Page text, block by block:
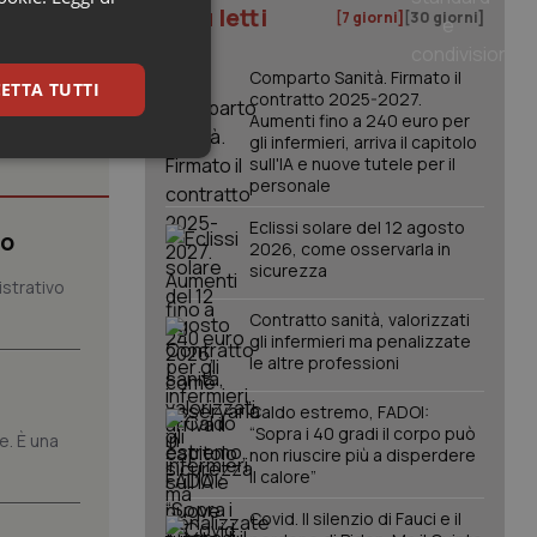
È una
I più letti [7 giorni] [30 giorni]
Comparto Sanità. Firmato il
contratto 2025-2027.
Aumenti fino a 240 euro per
gli infermieri, arriva il capitolo
sull'IA e nuove tutele per il
personale
Eclissi solare del 12 agosto
2026, come osservarla in
sicurezza
Contratto sanità, valorizzati
gli infermieri ma penalizzate
le altre professioni
Caldo estremo, FADOI:
“Sopra i 40 gradi il corpo può
non riuscire più a disperdere
il calore”
Covid. Il silenzio di Fauci e il
TUTTI